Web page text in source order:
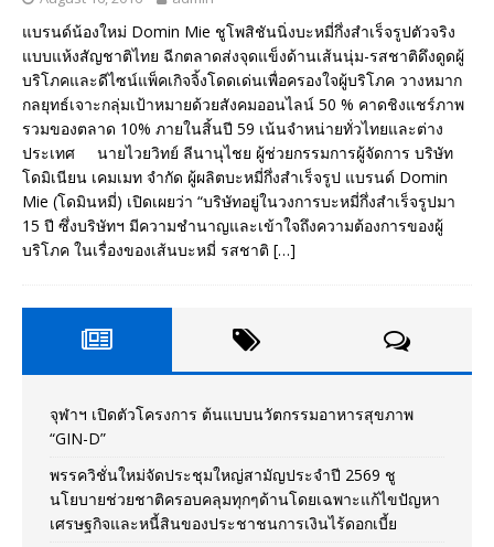
แบรนด์น้องใหม่ Domin Mie ชูโพสิชันนิ่งบะหมี่กึ่งสำเร็จรูปตัวจริง
แบบแห้งสัญชาติไทย ฉีกตลาดส่งจุดแข็งด้านเส้นนุ่ม-รสชาติดึงดูดผู้
บริโภคและดีไซน์แพ็คเกิจจิ้งโดดเด่นเพื่อครองใจผู้บริโภค วางหมาก
กลยุทธ์เจาะกลุ่มเป้าหมายด้วยสังคมออนไลน์ 50 % คาดชิงแชร์ภาพ
รวมของตลาด 10% ภายในสิ้นปี 59 เน้นจำหน่ายทั่วไทยและต่าง
ประเทศ นายไวยวิทย์ ลีนานุไชย ผู้ช่วยกรรมการผู้จัดการ บริษัท
โดมิเนียน เคมเมท จำกัด ผู้ผลิตบะหมี่กึ่งสำเร็จรูป แบรนด์ Domin
Mie (โดมินหมี่) เปิดเผยว่า “บริษัทอยู่ในวงการบะหมี่กึ่งสำเร็จรูปมา
15 ปี ซึ่งบริษัทฯ มีความชำนาญและเข้าใจถึงความต้องการของผู้
บริโภค ในเรื่องของเส้นบะหมี่ รสชาติ […]
จุฬาฯ เปิดตัวโครงการ ต้นแบบนวัตกรรมอาหารสุขภาพ
“GIN-D”
พรรควิชั่นใหม่จัดประชุมใหญ่สามัญประจำปี 2569 ชู
นโยบายช่วยชาติครอบคลุมทุกๆด้านโดยเฉพาะแก้ไขปัญหา
เศรษฐกิจและหนี้สินของประชาชนการเงินไร้ดอกเบี้ย